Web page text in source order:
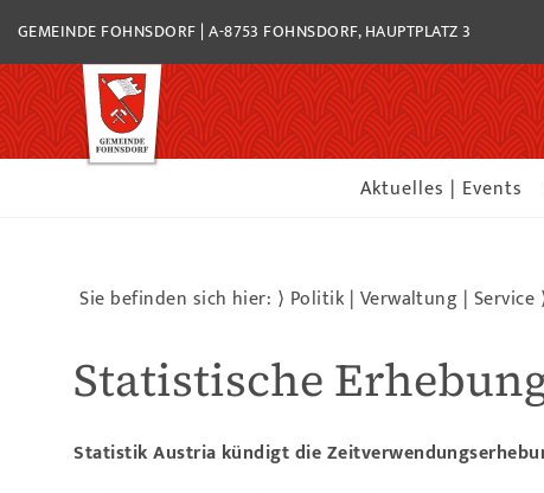
GEMEINDE FOHNSDORF | A-8753 FOHNSDORF, HAUPTPLATZ 3
Aktuelles | Events
Sie befinden sich hier: ⟩ Politik | Verwaltung | Service
Statistische
Statistik Austria kündigt die